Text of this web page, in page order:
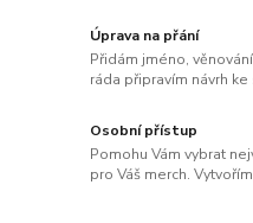
Úprava na přání
Přidám jméno,
ráda připravím návrh ke
Osobní přístup
Pomohu Vám vybrat
pro Váš merch.